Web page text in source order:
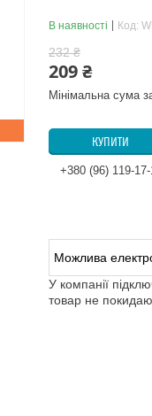
В наявності Код:
232 ₴
209 ₴
Мінімальна сума
КУПИТИ
+380 (96) 119-
У компанії
товар не